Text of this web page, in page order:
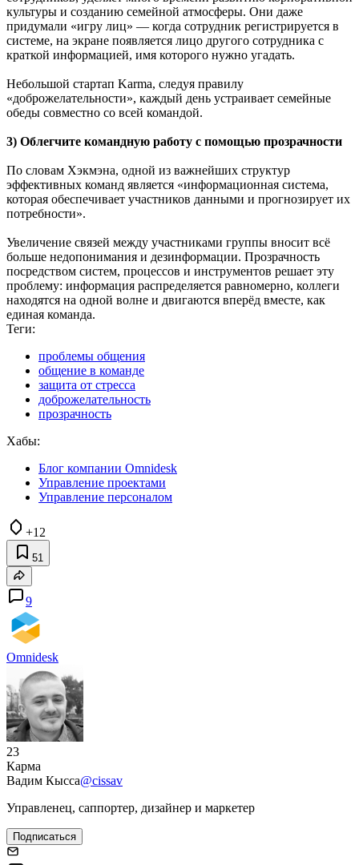
культуры и созданию семейной атмосферы. Они даже
придумали «игру лиц» — когда сотрудник регистрируется в
системе, на экране появляется лицо другого сотрудника с
краткой информацией, имя которого нужно угадать.
Небольшой стартап Karma, следуя правилу
«доброжелательности», каждый день устраивает семейные
обеды совместно со всей командой.
3) Облегчите командную работу с помощью прозрачности
По словам Хэкмэна, одной из важнейших структур
эффективных команд является «информационная система,
которая обеспечивает участников данными и прогнозирует их
потребности».
Увеличение связей между участниками группы вносит всё
больше недопонимания и дезинформации. Прозрачность
посредством систем, процессов и инструментов решает эту
проблему: информация распределяется равномерно, коллеги
находятся на одной волне и двигаются вперёд вместе, как
единая команда.
Теги:
проблемы общения
общение в команде
защита от стресса
доброжелательность
прозрачность
Хабы:
Блог компании Omnidesk
Управление проектами
Управление персоналом
+12
51
9
Omnidesk
23
Карма
Вадим Кысса@cissav
Управленец, саппортер, дизайнер и маркетер
Подписаться